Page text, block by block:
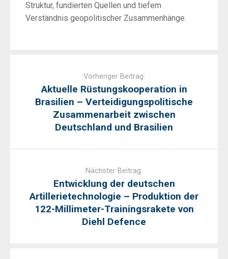
Struktur, fundierten Quellen und tiefem
Verständnis geopolitischer Zusammenhänge.
Vorheriger Beitrag:
Aktuelle Rüstungskooperation in
Brasilien – Verteidigungspolitische
Zusammenarbeit zwischen
Deutschland und Brasilien
Nächster Beitrag:
Entwicklung der deutschen
Artillerietechnologie – Produktion der
122-Millimeter-Trainingsrakete von
Diehl Defence